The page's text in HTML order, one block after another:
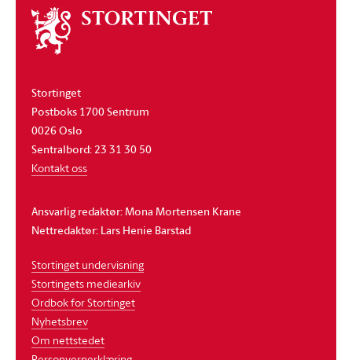
Om
stortinget
Stortinget
Postboks 1700 Sentrum
0026 Oslo
Sentralbord: 23 31 30 50
Kontakt oss
Ansvarlig redaktør: Mona Mortensen Krane
Nettredaktør: Lars Henie Barstad
Stortinget undervisning
Stortingets mediearkiv
Ordbok for Stortinget
Nyhetsbrev
Om nettstedet